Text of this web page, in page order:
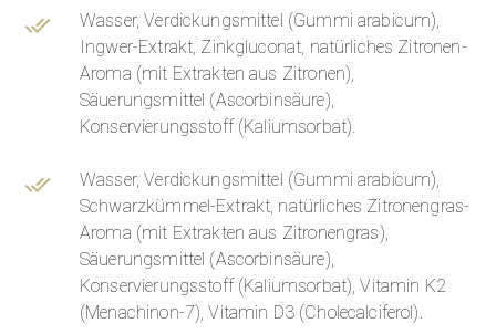
Wasser, Verdickungsmittel (Gummi arabicum),
Ingwer-Extrakt, Zinkgluconat, natürliches Zitronen-
Aroma (mit Extrakten aus Zitronen),
Säuerungsmittel (Ascorbinsäure),
Konservierungsstoff (Kaliumsorbat).
Wasser, Verdickungsmittel (Gummi arabicum),
Schwarzkümmel-Extrakt, natürliches Zitronengras-
Aroma (mit Extrakten aus Zitronengras),
Säuerungsmittel (Ascorbinsäure),
Konservierungsstoff (Kaliumsorbat), Vitamin K2
(Menachinon-7), Vitamin D3 (Cholecalciferol).